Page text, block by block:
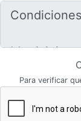
Para verificar